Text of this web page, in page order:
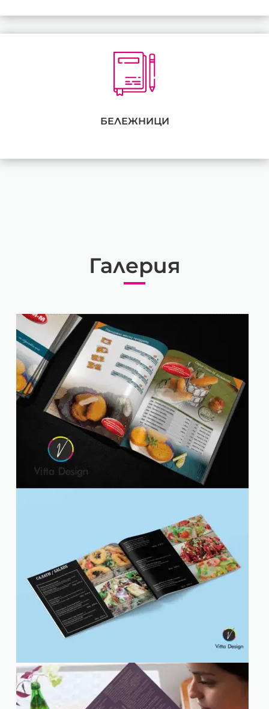
БЕЛЕЖНИЦИ
Галерия